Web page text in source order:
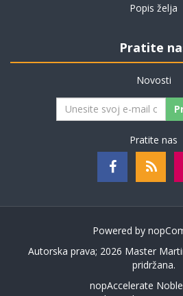
Popis želja
Pratite
Novosti
Pratite nas
Powered by
Autorska prava; 2026 Master
pridržana.
nopAccelerate